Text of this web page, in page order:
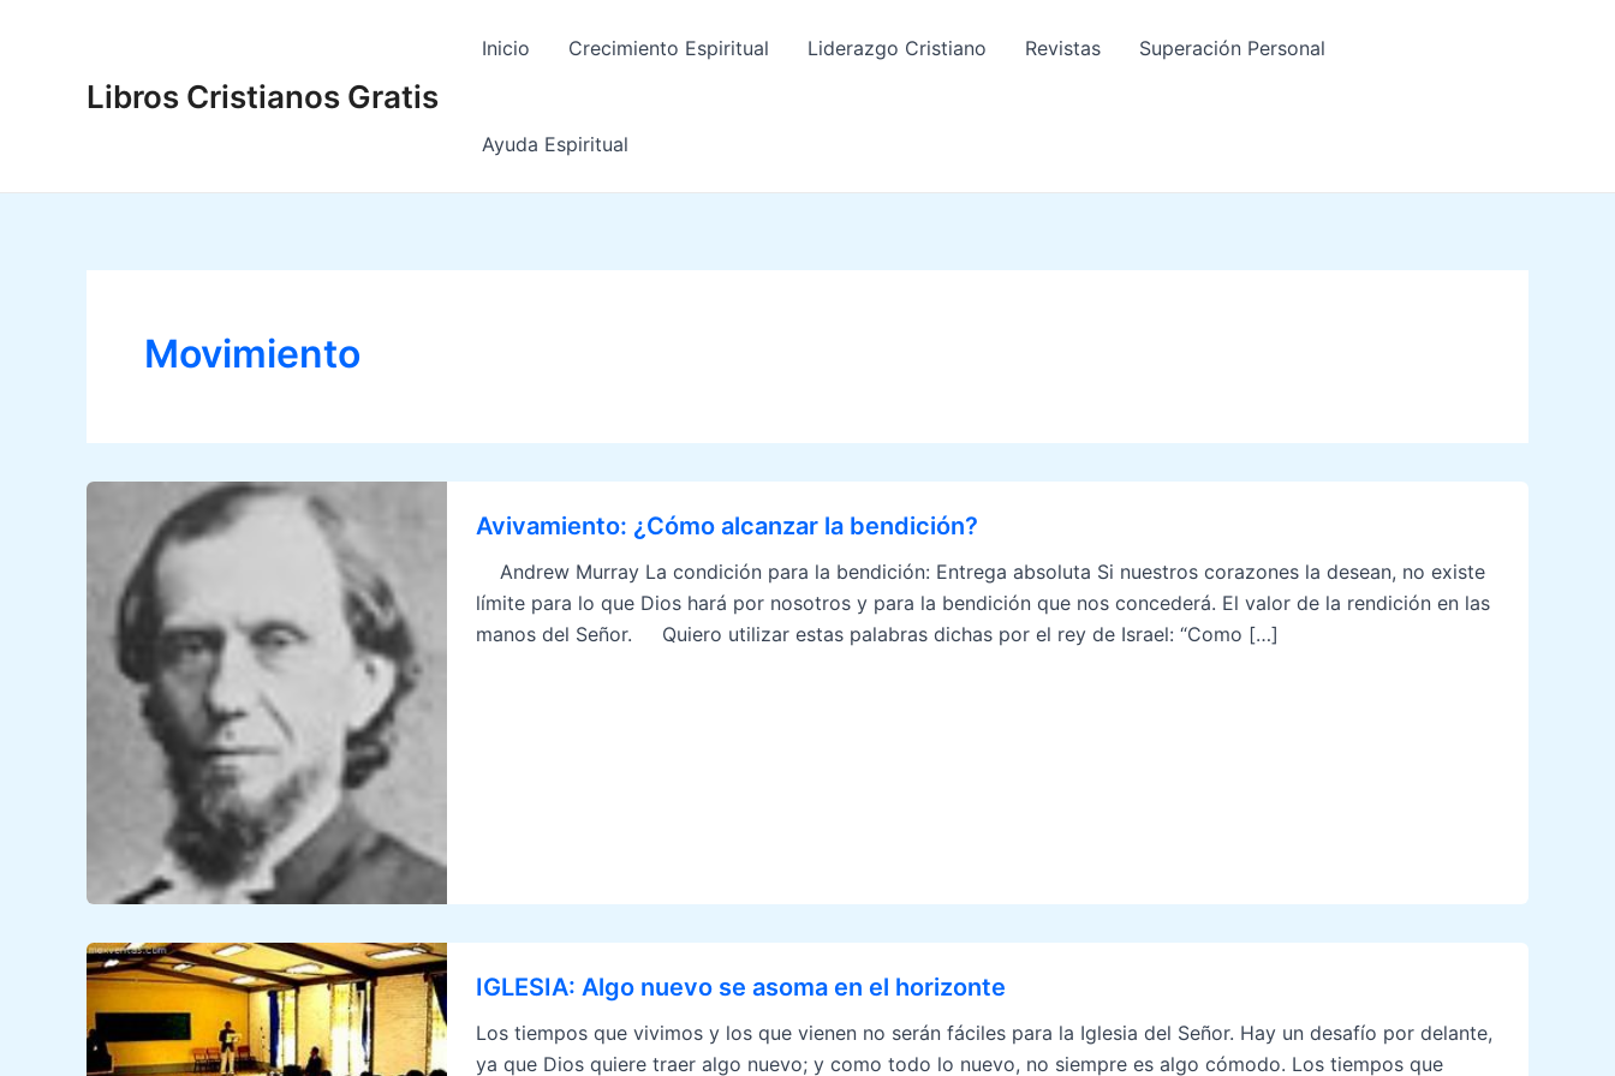
Libros Cristianos Gratis
Inicio Crecimiento Espiritual Liderazgo Cristiano Revistas Superación Personal
Ayuda Espiritual
Movimiento
Avivamiento: ¿Cómo alcanzar la bendición?
Andrew Murray La condición para la bendición: Entrega absoluta Si nuestros corazones la desean, no existe
límite para lo que Dios hará por nosotros y para la bendición que nos concederá. El valor de la rendición en las
manos del Señor. Quiero utilizar estas palabras dichas por el rey de Israel: “Como […]
IGLESIA: Algo nuevo se asoma en el horizonte
Los tiempos que vivimos y los que vienen no serán fáciles para la Iglesia del Señor. Hay un desafío por delante,
ya que Dios quiere traer algo nuevo; y como todo lo nuevo, no siempre es algo cómodo. Los tiempos que